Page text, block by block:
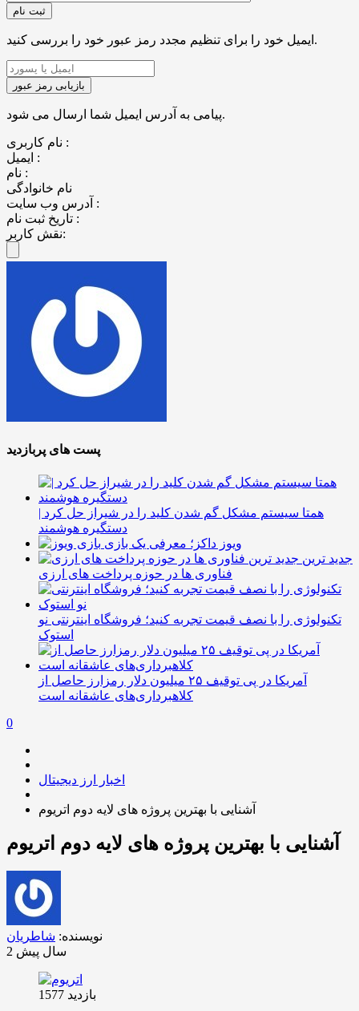
ایمیل خود را برای تنظیم مجدد رمز عبور خود را بررسی کنید.
پیامی به آدرس ایمیل شما ارسال می شود.
نام کاربری :
ایمیل :
نام :
نام خانوادگی
آدرس وب سایت :
تاریخ ثبت نام :
نقش کاربر:
پست های پربازدید
همتا سیستم مشکل گم شدن کلید را در شیراز حل کرد |
دستگیره هوشمند
ویوز داکز؛ معرفی یک بازی
جدید ترین
فناوری ها در حوزه پرداخت های ارزی
تکنولوژی را با نصف قیمت تجربه کنید؛ فروشگاه اینترنتی نو
استوک
آمریکا در پی توقیف ۲۵ میلیون دلار رمزارز حاصل از
کلاهبرداری‌های عاشقانه است
0
اخبار ارز دیجیتال
آشنایی با بهترین پروژه های لایه دوم اتریوم
آشنایی با بهترین پروژه های لایه دوم اتریوم
نویسنده: شاطریان
2 سال پیش
بازدید 1577